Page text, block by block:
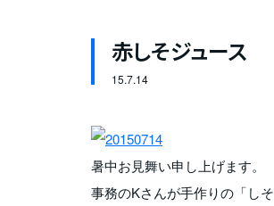
赤しそジュース
15.7.14
暑中お見舞い申し上げます。
事務のKさんが手作りの「し